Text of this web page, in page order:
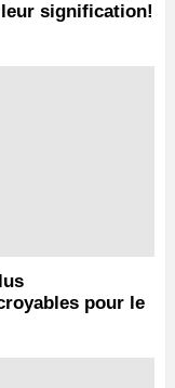
leur signification!
pour le